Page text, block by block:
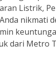
Listrik,
nikmati
dari Metro